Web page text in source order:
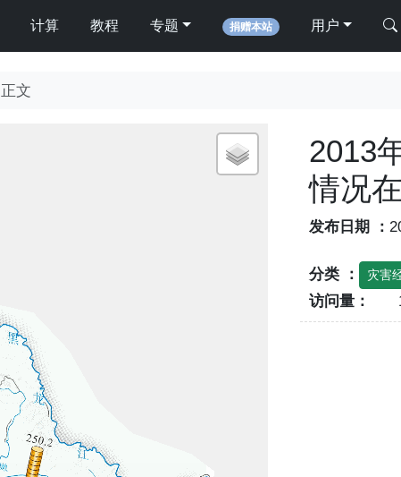
计算 教程 专题 捐赠本站 用户
正文
2013
情况
发布日期 ：
分类 ： 灾害
访问量：